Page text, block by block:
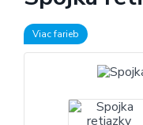
Viac farieb